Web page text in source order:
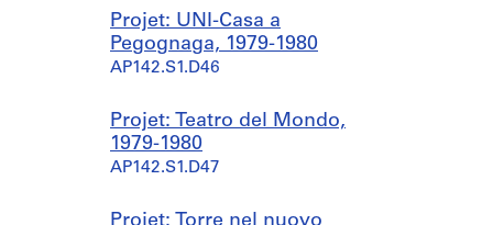
Projet: UNI-Casa a
Pegognaga, 1979-1980
AP142.S1.D46
Projet: Teatro del Mondo,
1979-1980
AP142.S1.D47